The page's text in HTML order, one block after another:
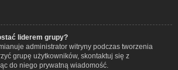
liderem grupy?
administrator witryny podczas tworzenia
grupę użytkowników, skontaktuj się z
do niego prywatną wiadomość.